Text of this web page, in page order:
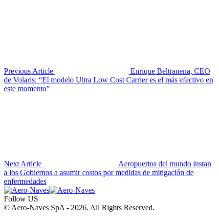
Previous Article
Enrique Beltranena, CEO
de Volaris: “El modelo Ultra Low Cost Carrier es el más efectivo en
este momento”
Next Article
Aeropuertos del mundo instan
a los Gobiernos a asumir costos por medidas de mitigación de
enfermedades
Follow US
© Aero-Naves SpA - 2026. All Rights Reserved.